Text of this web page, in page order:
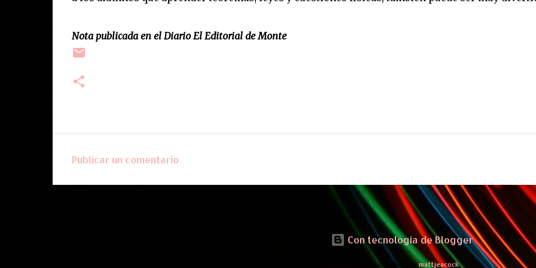
Nota publicada en el Diario El Editorial de Monte
o
Publicar un comentario
Con tecnología de Blogger
Imágenes del tema demattjeacock